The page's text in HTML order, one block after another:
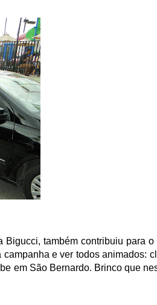
também contribuiu para o
e ver todos animados:
em São Bernardo. Brinco que